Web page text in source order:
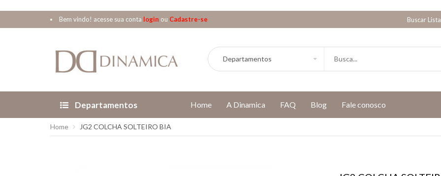
Bem vindo! acesse sua conta login ou Cadastre-se Buscar
Departamentos Home A Dinamica FAQ Blog Fale conosco
Home JG2 COLCHA SOLTEIRO BIA